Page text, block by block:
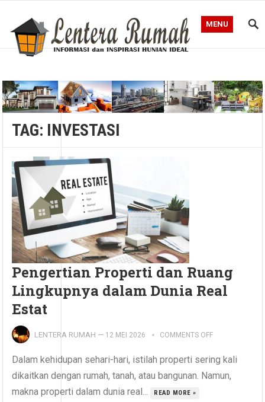
MENU
TAG: INVESTASI
Pengertian Properti dan Ruang
Lingkupnya dalam Dunia Real
Estat
LENTERA RUMAH — 12 MEI 2026 COMMENTS OFF
Dalam kehidupan sehari-hari, istilah properti sering kali
dikaitkan dengan rumah, tanah, atau bangunan. Namun,
makna properti dalam dunia real...
READ MORE »